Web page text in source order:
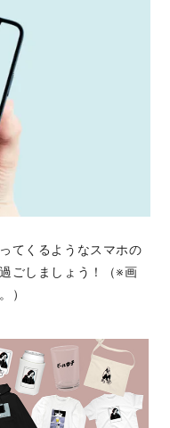
てくるようなスマホの
ごしましょう！（※画
）